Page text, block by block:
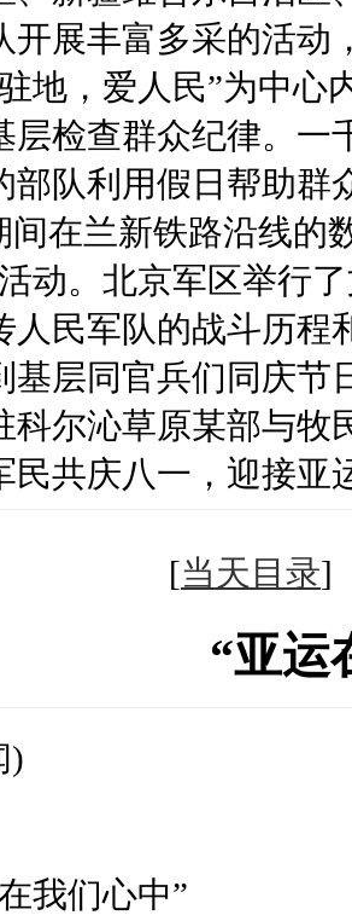
开展丰富多采的活动
地，爱人民”为中
层检查群众纪律。一
部队利用假日帮助群
间在兰新铁路沿线
动。北京军区举行
人民军队的战斗历程
基层同官兵们同庆节
科尔沁草原某部与
民共庆八一，迎接亚
[当天目录
“亚运
)
们心中”